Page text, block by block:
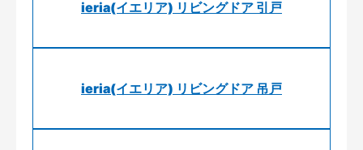
ieria(イエリア) リビングドア 引戸
ieria(イエリア) リビングドア 吊戸